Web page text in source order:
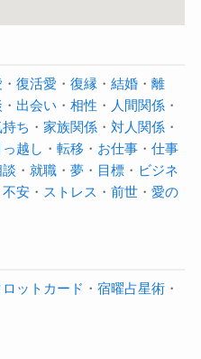
・ 復活愛 ・ 復縁 ・ 結婚・ 離
・ 出会い ・ 相性 ・ 人間関係・
ち ・ 家族関係・ 対人関係・
っ越し ・ 転移 ・ お仕事・ 仕事
・ 就職・ 夢・ 目標・ ビジネ
不安・ ストレス ・ 前世・ 愛の
ロットカード ・ 宿曜占星術・